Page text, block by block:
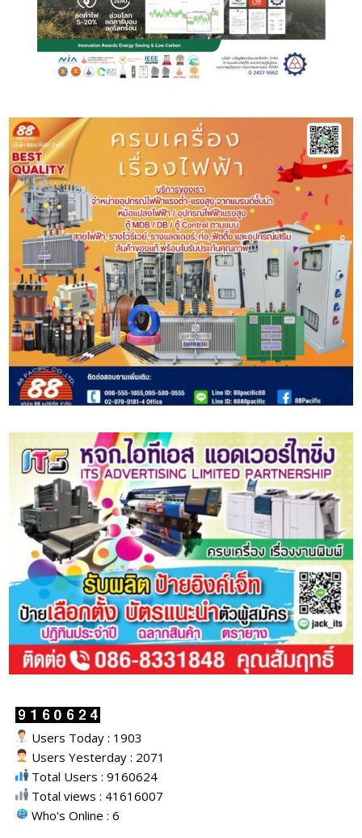
Users Today : 1903
Users Yesterday : 2071
Total Users : 9160624
Total views : 41616007
Who's Online : 6